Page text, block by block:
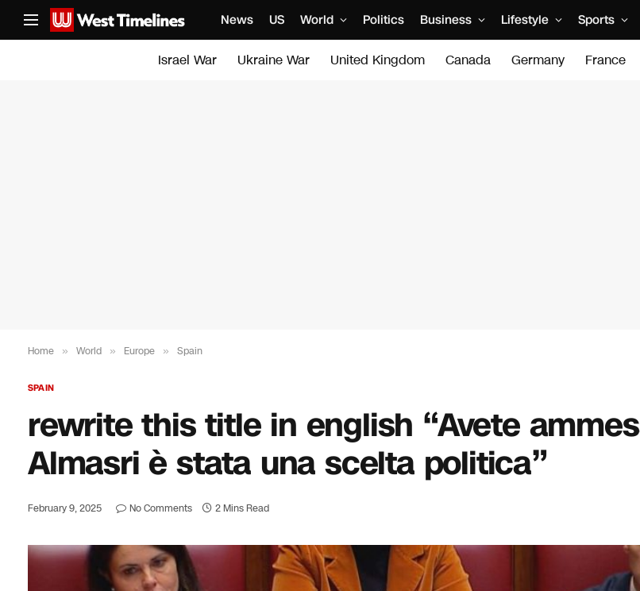
News US World Politics Business Lifestyle Sports
Israel War Ukraine War United Kingdom Canada Germany France
Home » World » Europe » Spain
SPAIN
rewrite this title in english “Avete
Almasri è stata una scelta politica”
February 9, 2025 No Comments 2 Mins Read